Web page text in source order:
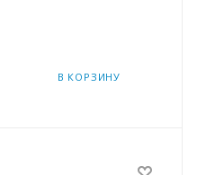
В КОРЗИНУ